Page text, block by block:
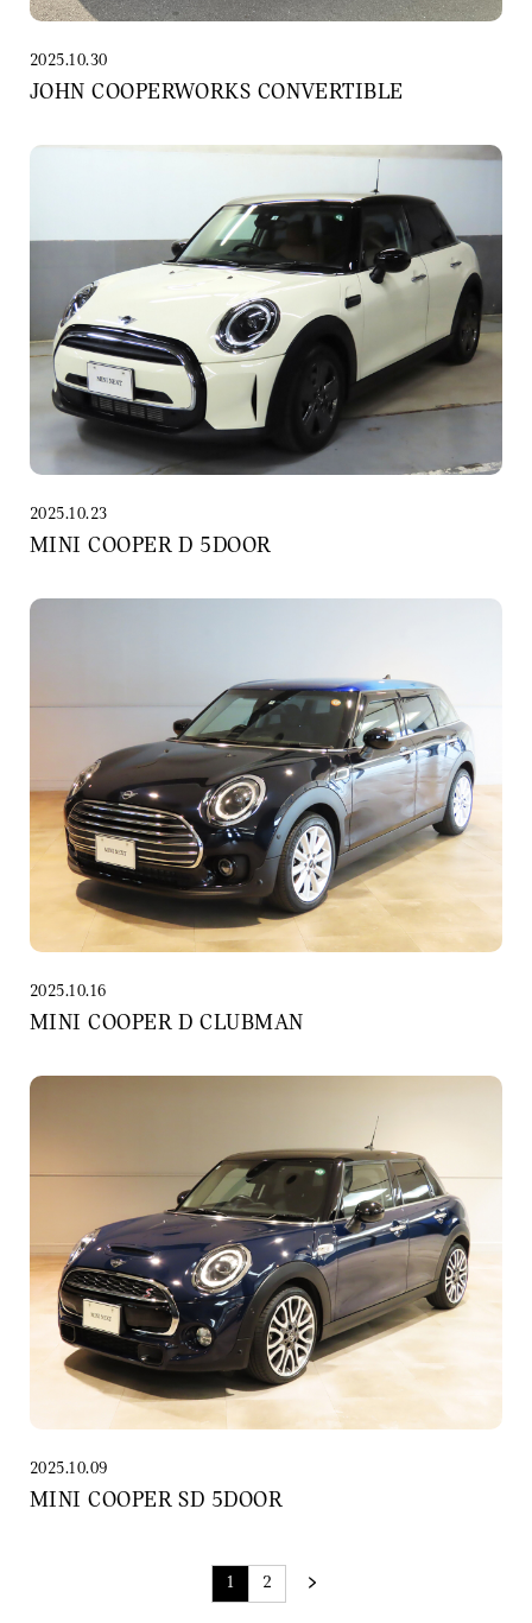
2025.10.30
JOHN COOPERWORKS CONVERTIBLE
2025.10.23
MINI COOPER D 5DOOR
2025.10.16
MINI COOPER D CLUBMAN
2025.10.09
MINI COOPER SD 5DOOR
1 2